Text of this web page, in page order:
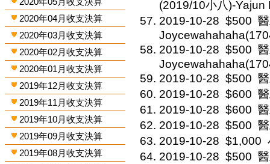
2020年04月收支決算
2020年03月收支決算
2020年02月收支決算
2020年01月收支決算
2019年12月收支決算
2019年11月收支決算
2019年10月收支決算
2019年09月收支決算
2019年08月收支決算
(2019/10小八)-Yajun
2019-10-28 $500
2019-10-28 $500
2019-10-28 $500
2019-10-28 $600
2019-10-28 $600
2019-10-28 $500
2019-10-28 $1,000
2019-10-28 $500